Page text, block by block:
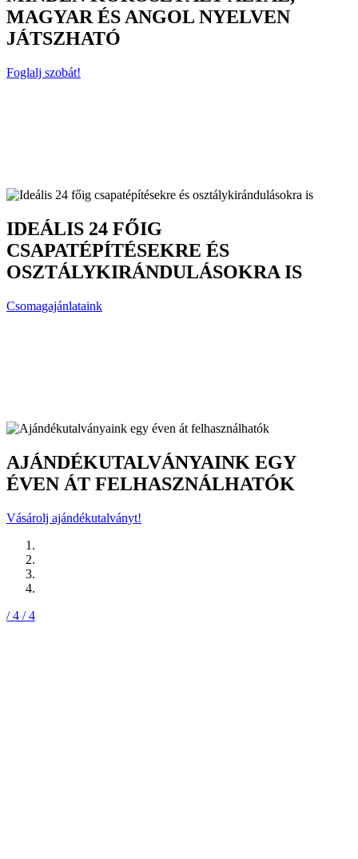
MAGYAR ÉS ANGOL NYELVEN
JÁTSZHATÓ
Foglalj szobát!
IDEÁLIS 24 FŐIG
CSAPATÉPÍTÉSEKRE ÉS
OSZTÁLYKIRÁNDULÁSOKRA IS
Csomagajánlataink
AJÁNDÉKUTALVÁNYAINK EGY
ÉVEN ÁT FELHASZNÁLHATÓK
Vásárolj ajándékutalványt!
/ 4 / 4